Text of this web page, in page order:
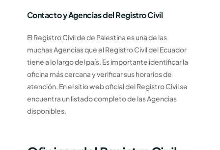
Contacto y Agencias del Registro Civil
El Registro Civil de de Palestina es una de las
muchas Agencias que el Registro Civil del Ecuador
tiene a lo largo del país. Es importante identificar la
oficina más cercana y verificar sus horarios de
atención. En el sitio web oficial del Registro Civil se
encuentra un listado completo de las Agencias
disponibles.